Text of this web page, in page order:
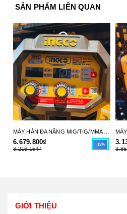
SẢN PHẨM LIÊN QUAN
6.679.800₫
8.216.154₫
-19%
GIỚI THIỆU